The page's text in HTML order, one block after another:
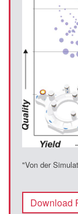
"Von der
Download